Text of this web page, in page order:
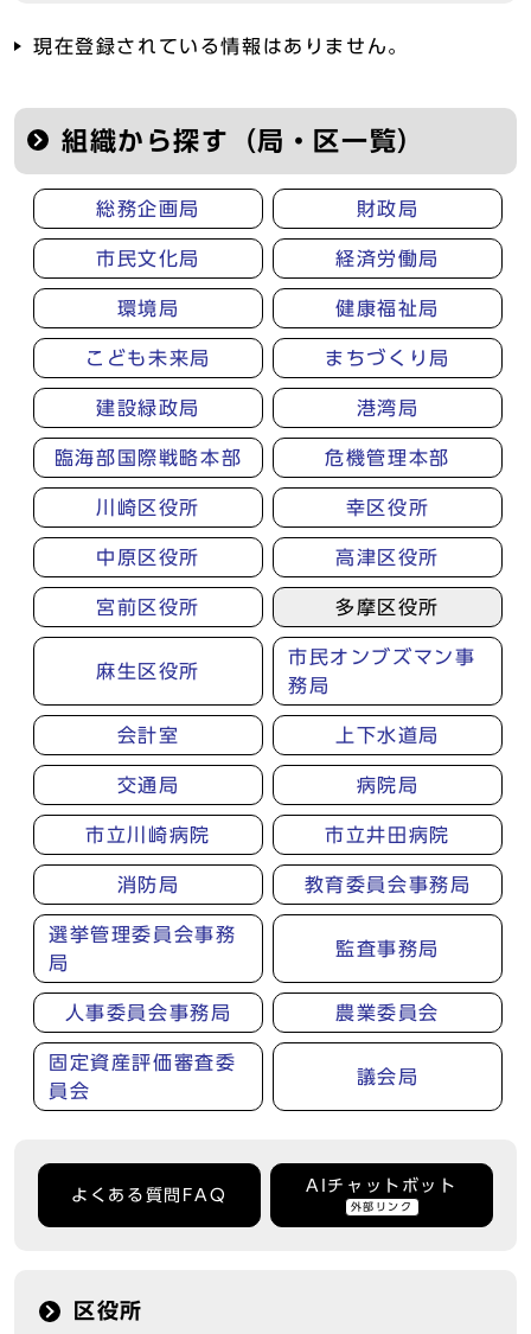
現在登録されている情報はありません。
組織から探す（局・区一覧）
総務企画局 財政局
市民文化局 経済労働局
環境局 健康福祉局
こども未来局 まちづくり局
建設緑政局 港湾局
臨海部国際戦略本部 危機管理本部
川崎区役所 幸区役所
中原区役所 高津区役所
宮前区役所 多摩区役所
麻生区役所
市民オンブズマン事
務局
会計室 上下水道局
交通局 病院局
市立川崎病院 市立井田病院
消防局 教育委員会事務局
選挙管理委員会事務
局
監査事務局
人事委員会事務局 農業委員会
固定資産評価審査委
員会
議会局
よくある質問FAQ
AIチャットボット
外部リンク
区役所